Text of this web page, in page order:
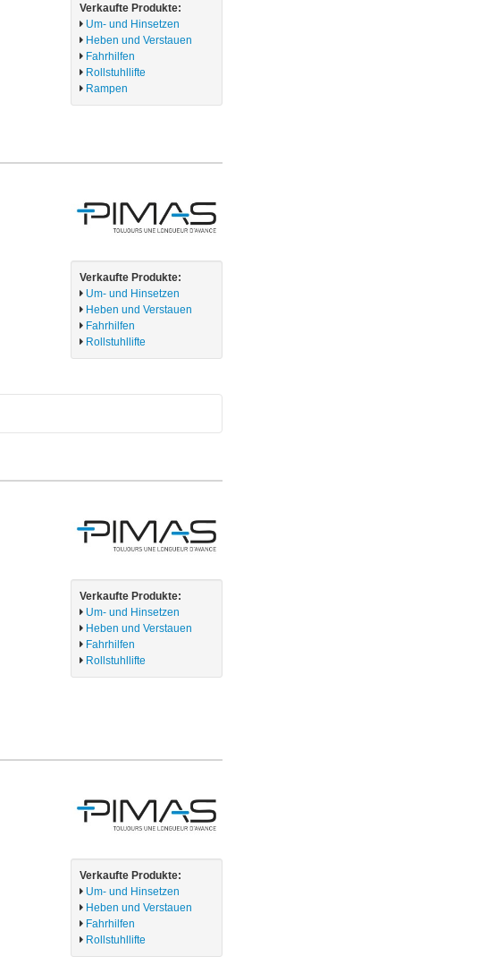
Verkaufte Produkte:
Um- und Hinsetzen
Heben und Verstauen
Fahrhilfen
Rollstuhllifte
Rampen
Verkaufte Produkte:
Um- und Hinsetzen
Heben und Verstauen
Fahrhilfen
Rollstuhllifte
Verkaufte Produkte:
Um- und Hinsetzen
Heben und Verstauen
Fahrhilfen
Rollstuhllifte
Verkaufte Produkte:
Um- und Hinsetzen
Heben und Verstauen
Fahrhilfen
Rollstuhllifte